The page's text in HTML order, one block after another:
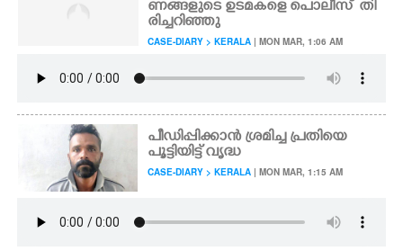
ണങ്ങളുടെ ഉ​ട​മ​ക​ളെ പൊലീസ്​ ​ തി​
രി​ച്ച​റി​ഞ്ഞു
CASE-DIARY > KERALA | MON MAR, 1:06 AM
പീഡിപ്പിക്കാൻ ശ്രമിച്ച പ്രതിയെ
പൂട്ടിയിട്ട് വൃദ്ധ
CASE-DIARY > KERALA | MON MAR, 1:15 AM